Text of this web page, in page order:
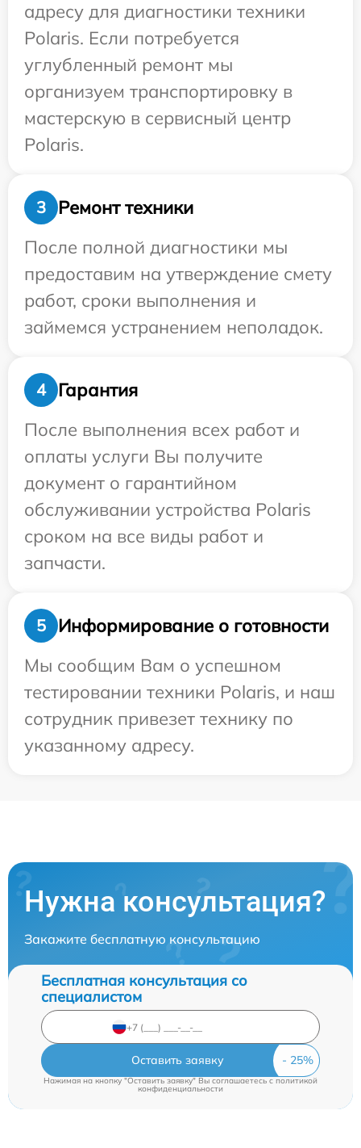
адресу для диагностики техники
Polaris. Если потребуется
углубленный ремонт мы
организуем транспортировку в
мастерскую в сервисный центр
Polaris.
3
Ремонт техники
После полной диагностики мы
предоставим на утверждение смету
работ, сроки выполнения и
займемся устранением неполадок.
4
Гарантия
После выполнения всех работ и
оплаты услуги Вы получите
документ о гарантийном
обслуживании устройства Polaris
сроком на все виды работ и
запчасти.
5
Информирование о готовности
Мы сообщим Вам о успешном
тестировании техники Polaris, и наш
сотрудник привезет технику по
указанному адресу.
Нужна консультация?
Закажите бесплатную консультацию
Бесплатная консультация со
специалистом
Оставить заявку
Нажимая на кнопку "Оставить заявку" Вы соглашаетесь cполитикой
конфиденциальности